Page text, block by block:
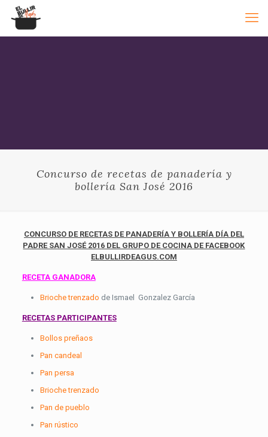
Concurso de recetas de panadería y
bollería San José 2016
CONCURSO DE RECETAS DE PANADERÍA Y BOLLERÍA DÍA DEL
PADRE SAN JOSÉ 2016 DEL GRUPO DE COCINA DE FACEBOOK
ELBULLIRDEAGUS.COM
RECETA GANADORA
Brioche trenzado de Ismael Gonzalez García
RECETAS PARTICIPANTES
Bollos preñaos
Pan candeal
Pan persa
Brioche trenzado
Pan de pueblo
Pan rústico